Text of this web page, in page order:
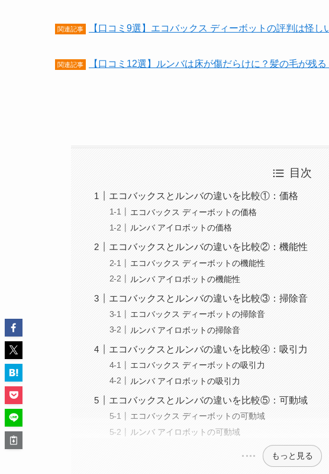
関連記事 【口コミ9選】エコバックス ディーボットの評判は怪し
関連記事 【口コミ12選】ルンバは床が傷だらけに？髪の毛が残
目次
エコバックスとルンバの違いを比較①：価格
エコバックス ディーボットの価格
ルンバ アイロボットの価格
エコバックスとルンバの違いを比較②：機能性
エコバックス ディーボットの機能性
ルンバ アイロボットの機能性
エコバックスとルンバの違いを比較③：掃除音
エコバックス ディーボットの掃除音
ルンバ アイロボットの掃除音
エコバックスとルンバの違いを比較④：吸引力
エコバックス ディーボットの吸引力
ルンバ アイロボットの吸引力
エコバックスとルンバの違いを比較⑤：可動域
エコバックス ディーボットの可動域
ルンバ アイロボットの可動域
もっと見る